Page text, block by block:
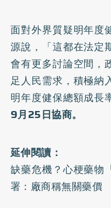
面對外界質疑明年度
源說，「這都在法定
會有更多討論空間，
足人民需求，積極納
明年度健保總額成長
9月25日協商。
延伸閱讀：
缺藥危機？心梗藥物
署：廠商稱無關藥價